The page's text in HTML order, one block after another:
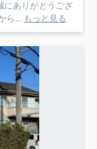
にありがとうござ
側から... もっと見る